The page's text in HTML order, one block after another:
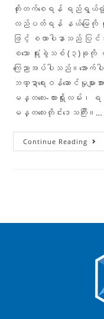
တိုးတက်စေရန် ရည်ရွယ်၍
လည်ပတ်ရန် နယ်မြေကို
ဖြင့် စထာပါနာသည် ပ
စသော ရုံးခွဲသစ် (၃)ခုကို
ကြေညာအပ်ပါသည်။အော
ဘဏ္ဍာရေးဝန်ဆောင်မှုမျ
မန္တလေး-လားရှိုးလမ်း
မန္တလေးတိုင်းဒေသကြီး။…
Continue Reading